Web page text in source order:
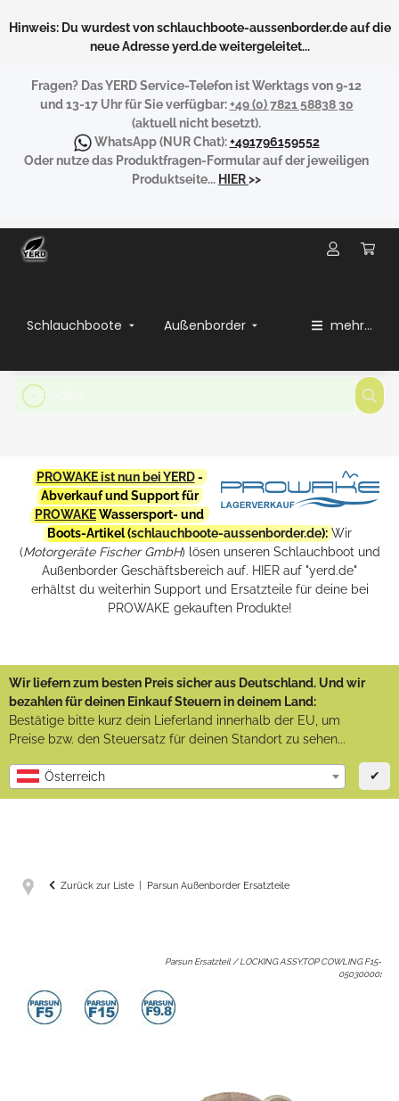
Hinweis: Du wurdest von schlauchboote-aussenborder.de auf die
neue Adresse yerd.de weitergeleitet...
Fragen? Das YERD Service-Telefon ist Werktags von 9-12
und 13-17 Uhr für Sie verfügbar:+49 (0) 7821 58838 30
(aktuell nicht besetzt).
WhatsApp(NUR Chat):+491796159552
Oder nutze das Produktfragen-Formular auf der jeweiligen
Produktseite... HIER>>
Schlauchboote Außenborder mehr...
PROWAKE ist nun bei YERD-
Abverkauf und Support für
PROWAKEWassersport- und
Boots-Artikel (schlauchboote-aussenborder.de): Wir
(Motorgeräte Fischer GmbH) lösen unseren Schlauchboot und
Außenborder Geschäftsbereich auf. HIER auf "yerd.de"
erhältst du weiterhin Support und Ersatzteile für deine bei
PROWAKE gekauften Produkte!
Wir liefern zum besten Preis sicher aus Deutschland. Und wir
bezahlen für deinen Einkauf Steuern in deinem Land:
Bestätige bitte kurz dein Lieferland innerhalb der EU, um
Preise bzw. den Steuersatz für deinen Standort zu sehen...
Österreich ✔
Zurück zur Liste Parsun Außenborder Ersatzteile
Parsun Ersatzteil / LOCKING ASSY,TOP COWLING F15-
05030000: